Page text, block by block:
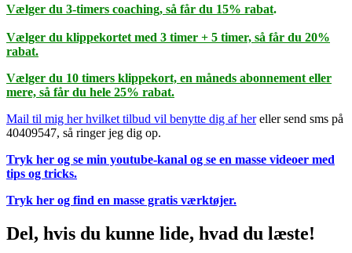
Vælger du 3-timers coaching, så får du 15% rabat.
Vælger du klippekortet med 3 timer + 5 timer, så får du 20%
rabat.
Vælger du 10 timers klippekort, en måneds abonnement eller
mere, så får du hele 25% rabat.
Mail til mig her hvilket tilbud vil benytte dig af her eller send sms på
40409547, så ringer jeg dig op.
Tryk her og se min youtube-kanal og se en masse videoer med
tips og tricks.
Tryk her og find en masse gratis værktøjer.
Del, hvis du kunne lide, hvad du læste!